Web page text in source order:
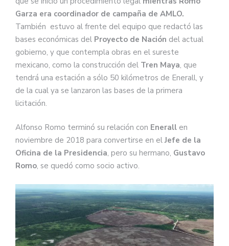
Garza era coordinador de campaña de AMLO.
También estuvo al frente del equipo que redactó las
bases económicas del Proyecto de Nación del actual
gobierno, y que contempla obras en el sureste
mexicano, como la construcción del Tren Maya, que
tendrá una estación a sólo 50 kilómetros de Enerall, y
de la cual ya se lanzaron las bases de la primera
licitación.
Alfonso Romo terminó su relación con Enerall en
noviembre de 2018 para convertirse en elJefe de la
Oficina de la Presidencia, pero su hermano, Gustavo
Romo, se quedó como socio activo.